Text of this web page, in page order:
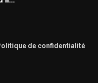
de confidentialité